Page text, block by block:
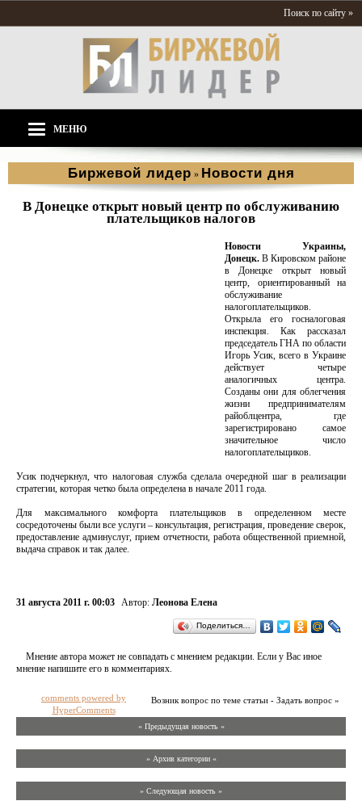
Поиск по сайту »
МЕНЮ
Биржевой лидер » Новости дня
В Донецке открыт новый центр по обслуживанию
плательщиков налогов
Новости Украины,
Донецк. В Кировском районе
в Донецке открыт новый
центр, ориентированный на
обслуживание
налогоплательщиков.
Открыла его госналоговая
инспекция. Как рассказал
председатель ГНА по области
Игорь Усик, всего в Украине
действует четыре
аналогичных центра.
Созданы они для облегчения
жизни предпринимателям
райоблцентра, где
зарегистрировано самое
значительное число
налогоплательщиков.
Усик подчеркнул, что налоговая служба сделала очередной шаг в реализации
стратегии, которая четко была определена в начале 2011 года.
Для максимального комфорта плательщиков в определенном месте
сосредоточены были все услуги – консультация, регистрация, проведение сверок,
предоставление админуслуг, прием отчетности, работа общественной приемной,
выдача справок и так далее.
31 августа 2011 г. 00:03 Автор: Леонова Елена
Поделиться…
Мнение автора может не совпадать с мнением редакции. Если у Вас иное
мнение напишите его в комментариях.
Возник вопрос по теме статьи - Задать вопрос »
comments powered by
HyperComments
« Предыдущая новость «
» Архив категории «
» Следующая новость »